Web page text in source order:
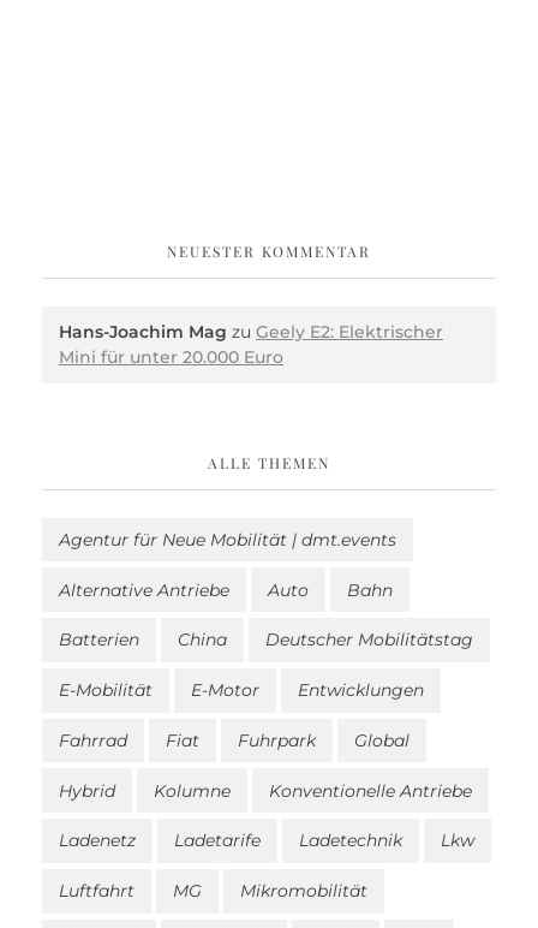
NEUESTER KOMMENTAR
Hans-Joachim Mag zu Geely E2: Elektrischer
Mini für unter 20.000 Euro
ALLE THEMEN
Agentur für Neue Mobilität | dmt.events
Alternative Antriebe Auto Bahn
Batterien China Deutscher Mobilitätstag
E-Mobilität E-Motor Entwicklungen
Fahrrad Fiat Fuhrpark Global
Hybrid Kolumne Konventionelle Antriebe
Ladenetz Ladetarife Ladetechnik Lkw
Luftfahrt MG Mikromobilität